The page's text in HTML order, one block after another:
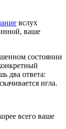
вслух
ваше
состоянии
два ответа:
игла.
всего ваше